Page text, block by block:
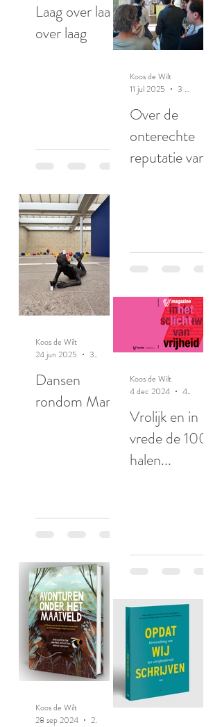
Laag over laag
over laag
Over de
onterechte
reputatie van
Koos de Wilt
11 jul 2025
3 minuten om te lezen
Dansen
rondom Maria
Koos de Wilt
24 jun 2025
3 minuten om te lezen
Vrolijk en in
vrede de 100
halen...
Koos de Wilt
4 dec 2024
4 minuten om te lezen
Koos de Wilt
28 sep 2024
2 minuten om te lezen